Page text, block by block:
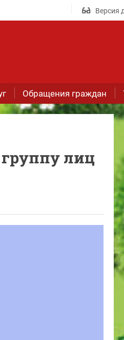
Версия
Обращения граждан
лиц